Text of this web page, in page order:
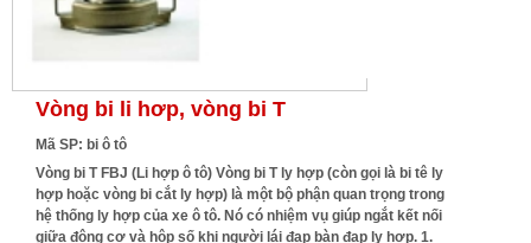
Vòng bi li hơp, vòng bi T
Mã SP: bi ô tô
Vòng bi T FBJ (Li hợp ô tô) Vòng bi T ly hợp (còn gọi là bi tê ly
hợp hoặc vòng bi cắt ly hợp) là một bộ phận quan trọng trong
hệ thống ly hợp của xe ô tô. Nó có nhiệm vụ giúp ngắt kết nối
giữa động cơ và hộp số khi người lái đạp bàn đạp ly hợp. 1.